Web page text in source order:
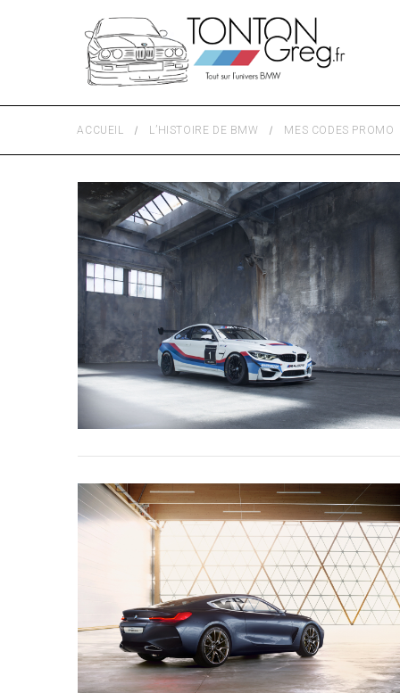
ACCUEIL L’HISTOIRE DE BMW MES CODES PROMO